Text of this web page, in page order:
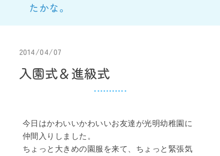
たかな。
2014/04/07
入園式＆進級式
今日はかわいいかわいいお友達が光明幼稚園に
仲間入りしました。
ちょっと大きめの園服を来て、ちょっと緊張気